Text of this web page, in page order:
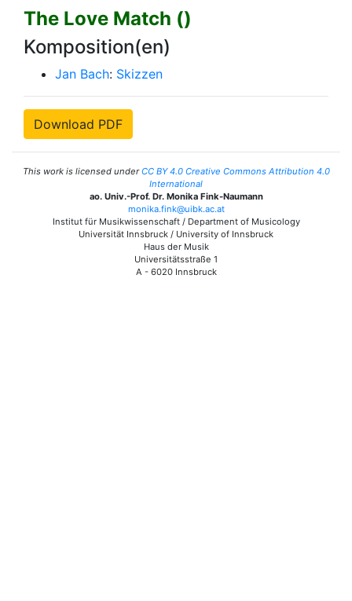
The Love Match ()
Komposition(en)
Jan Bach: Skizzen
Download PDF
This work is licensed underCC BY 4.0 Creative Commons Attribution 4.0
International
ao. Univ.-Prof. Dr. Monika Fink-Naumann
monika.fink@uibk.ac.at
Institut für Musikwissenschaft / Department of Musicology
Universität Innsbruck / University of Innsbruck
Haus der Musik
Universitätsstraße 1
A - 6020 Innsbruck